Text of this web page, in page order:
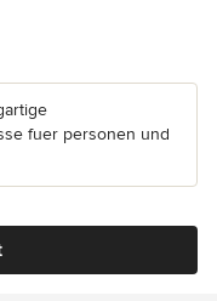
fuer personen und